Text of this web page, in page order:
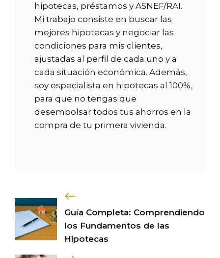
hipotecas, préstamos y ASNEF/RAI.
Mi trabajo consiste en buscar las
mejores hipotecas y negociar las
condiciones para mis clientes,
ajustadas al perfil de cada uno y a
cada situación económica. Además,
soy especialista en hipotecas al 100%,
para que no tengas que
desembolsar todos tus ahorros en la
compra de tu primera vivienda.
Guía Completa: Comprendiendo
los Fundamentos de las
Hipotecas